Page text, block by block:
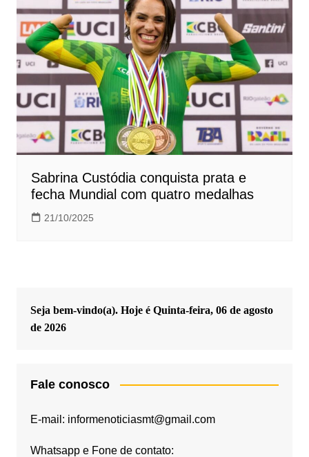
Sabrina Custódia conquista prata e
fecha Mundial com quatro medalhas
21/10/2025
Seja bem-vindo(a). Hoje é Quinta-feira, 06 de agosto
de 2026
Fale conosco
E-mail: informenoticiasmt@gmail.com
Whatsapp e Fone de contato: